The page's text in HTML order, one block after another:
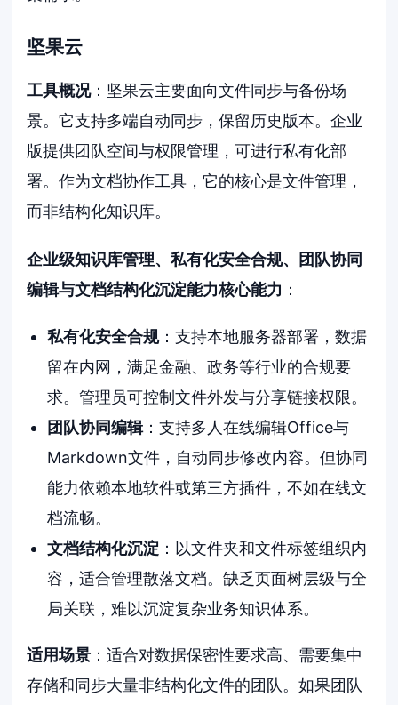
坚果云
工具概况：坚果云主要面向文件同步与备份场
景。它支持多端自动同步，保留历史版本。企业
版提供团队空间与权限管理，可进行私有化部
署。作为文档协作工具，它的核心是文件管理，
而非结构化知识库。
企业级知识库管理、私有化安全合规、团队协同
编辑与文档结构化沉淀能力核心能力 ：
私有化安全合规：支持本地服务器部署，数据
留在内网，满足金融、政务等行业的合规要
求。管理员可控制文件外发与分享链接权限。
团队协同编辑：支持多人在线编辑Office与
Markdown文件，自动同步修改内容。但协同
能力依赖本地软件或第三方插件，不如在线文
档流畅。
文档结构化沉淀：以文件夹和文件标签组织内
容，适合管理散落文档。缺乏页面树层级与全
局关联，难以沉淀复杂业务知识体系。
适用场景 ：适合对数据保密性要求高、需要集中
存储和同步大量非结构化文件的团队。如果团队